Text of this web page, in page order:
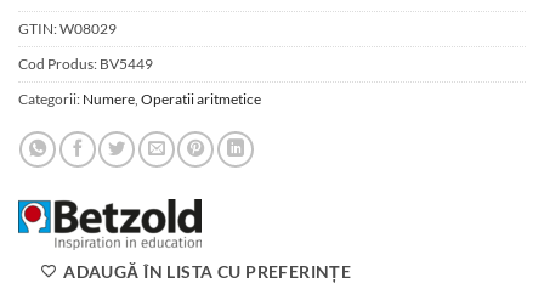
GTIN:W08029
Cod Produs: BV5449
Categorii: Numere Operatii aritmetice
ADAUGĂ ÎN LISTA CU PREFERINȚE